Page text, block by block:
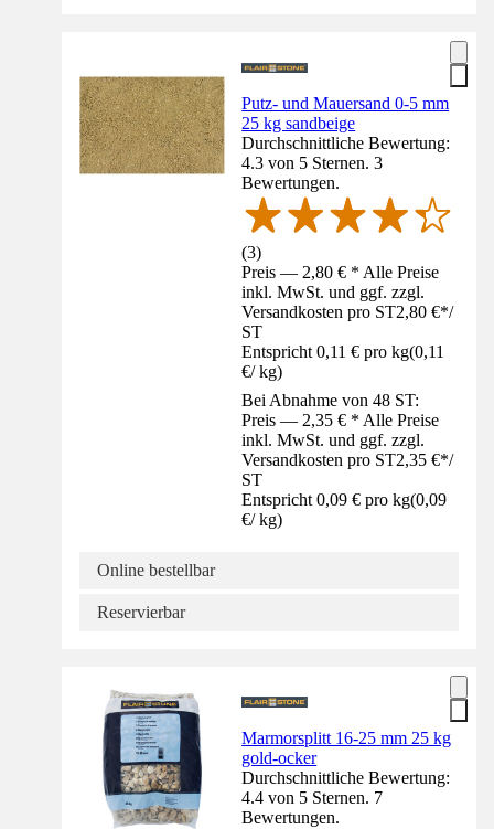
Putz- und Mauersand 0-5 mm
25 kg sandbeige
Durchschnittliche Bewertung:
4.3 von 5 Sternen. 3
Bewertungen.
(3)
Preis — 2,80 € * Alle Preise
inkl. MwSt. und ggf. zzgl.
Versandkosten pro ST2,80 €*/
ST
Entspricht 0,11 € pro kg(0,11
€/ kg)
Bei Abnahme von 48 ST:
Preis — 2,35 € * Alle Preise
inkl. MwSt. und ggf. zzgl.
Versandkosten pro ST2,35 €*/
ST
Entspricht 0,09 € pro kg(0,09
€/ kg)
Online bestellbar
Reservierbar
Marmorsplitt 16-25 mm 25 kg
gold-ocker
Durchschnittliche Bewertung:
4.4 von 5 Sternen. 7
Bewertungen.